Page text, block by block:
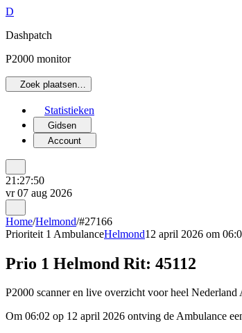
D
Dashpatch
P2000 monitor
Zoek plaatsen…
Statistieken
Gidsen
Account
21:27:50
vr 07 aug 2026
Home/Helmond/#27166
Prioriteit 1 AmbulanceHelmond12 april 2026 om
Prio 1 Helmond Rit: 45112
P2000 scanner en live overzicht voor heel
Om 06:02 op 12 april 2026 ontving de Ambulance